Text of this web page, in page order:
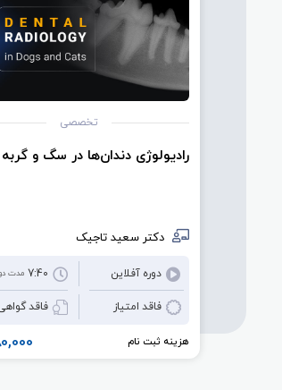
تخصصی
رادیولوژی دندان‌ها در سگ و گربه
دکتر سعید تاجیک
دوره آفلاین
فاقد امتیاز
7:40 مدت
فاقد
هزینه ثبت نام